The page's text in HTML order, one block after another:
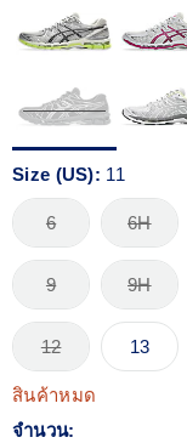
Size (US): 11
6 6H
9 9H
12 13
สินค้าหมด
จำนวน: